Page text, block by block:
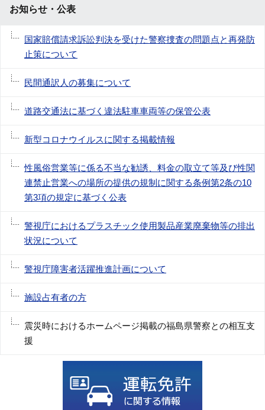
お知らせ・公表
国家賠償請求訴訟判決を受けた警察捜査の問題点と再発防
止策について
民間通訳人の募集について
道路交通法に基づく違法駐車車両等の保管公表
新型コロナウイルスに関する掲載情報
性風俗営業等に係る不当な勧誘、料金の取立て等及び性関
連禁止営業への場所の提供の規制に関する条例第2条の10
第3項の規定に基づく公表
警視庁におけるプラスチック使用製品産業廃棄物等の排出
状況について
警視庁障害者活躍推進計画について
施設占有者の方
震災時におけるホームページ掲載の福島県警察との相互支
援